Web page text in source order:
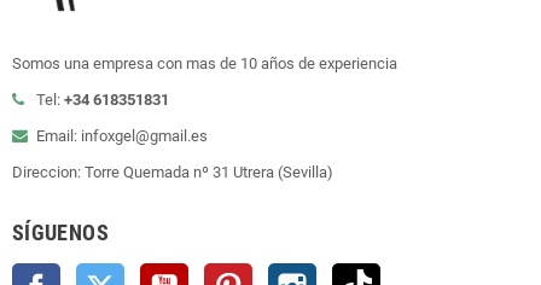
Somos una empresa con mas de 10 años de experiencia
Tel: +34 618351831
Email: infoxgel@gmail.es
Direccion: Torre Quemada nº 31 Utrera (Sevilla)
SÍGUENOS
Facebook Twitter YouTube Pinterest Instagram